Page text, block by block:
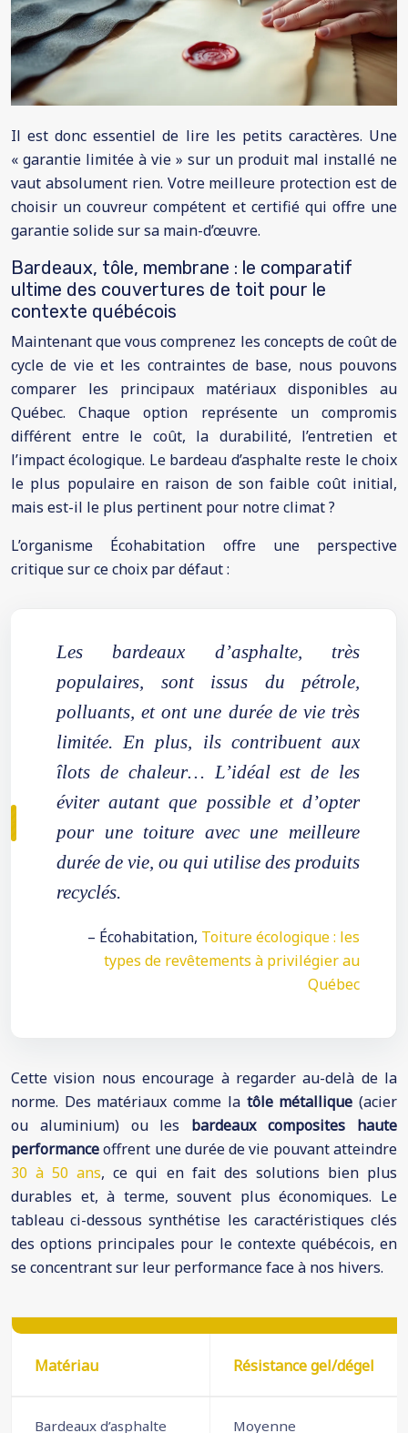
Il est donc essentiel de lire les petits caractères. Une
« garantie limitée à vie » sur un produit mal installé ne
vaut absolument rien. Votre meilleure protection est de
choisir un couvreur compétent et certifié qui offre une
garantie solide sur sa main-d’œuvre.
Bardeaux, tôle, membrane : le comparatif
ultime des couvertures de toit pour le
contexte québécois
Maintenant que vous comprenez les concepts de coût de
cycle de vie et les contraintes de base, nous pouvons
comparer les principaux matériaux disponibles au
Québec. Chaque option représente un compromis
différent entre le coût, la durabilité, l’entretien et
l’impact écologique. Le bardeau d’asphalte reste le choix
le plus populaire en raison de son faible coût initial,
mais est-il le plus pertinent pour notre climat ?
L’organisme Écohabitation offre une perspective
critique sur ce choix par défaut :
Les bardeaux d’asphalte, très
populaires, sont issus du pétrole,
polluants, et ont une durée de vie très
limitée. En plus, ils contribuent aux
îlots de chaleur… L’idéal est de les
éviter autant que possible et d’opter
pour une toiture avec une meilleure
durée de vie, ou qui utilise des produits
recyclés.
– Écohabitation, Toiture écologique : les
types de revêtements à privilégier au
Québec
Cette vision nous encourage à regarder au-delà de la
norme. Des matériaux comme la tôle métallique (acier
ou aluminium) ou les bardeaux composites haute
performanceoffrent une durée de vie pouvant atteindre
30 à 50 ans, ce qui en fait des solutions bien plus
durables et, à terme, souvent plus économiques. Le
tableau ci-dessous synthétise les caractéristiques clés
des options principales pour le contexte québécois, en
se concentrant sur leur performance face à nos hivers.
Matériau Résistance gel/dégel
Bardeaux d’asphalte Moyenne